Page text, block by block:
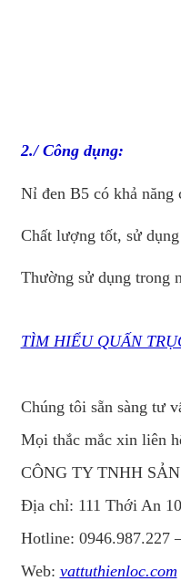
2./ Công dụng:
Nỉ đen B5 có khả năng
Chất lượng tốt, sử
Thường sử dụng trong
TÌM HIỂU QUẤN
Chúng tôi sẵn sàng tư
Mọi thắc mắc xin liên
CÔNG TY TNHH
Địa chỉ: 111 Thới An
Hotline: 0946.987.227
Web: vattuthienloc.com